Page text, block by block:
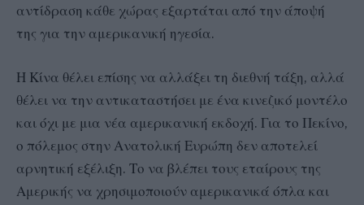
αντίδραση κάθε χώρας εξαρτάται από την άποψή
της για την αμερικανική ηγεσία.
Η Κίνα θέλει επίσης να αλλάξει τη διεθνή τάξη, αλλά
θέλει να την αντικαταστήσει με ένα κινεζικό μοντέλο
και όχι με μια νέα αμερικανική εκδοχή. Για το Πεκίνο,
ο πόλεμος στην Ανατολική Ευρώπη δεν αποτελεί
αρνητική εξέλιξη. Το να βλέπει τους εταίρους της
Αμερικής να χρησιμοποιούν αμερικανικά όπλα και